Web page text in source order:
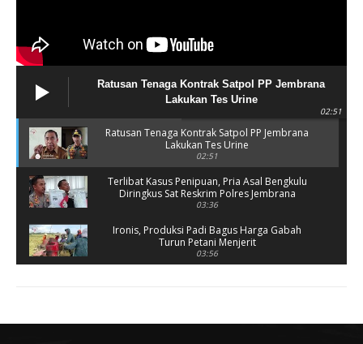
Ratusan Tenaga Kontrak Satpol PP Jembrana
Lakukan Tes Urine
02:51
Ratusan Tenaga Kontrak Satpol PP Jembrana
Lakukan Tes Urine
02:51
Terlibat Kasus Penipuan, Pria Asal Bengkulu
Diringkus Sat Reskrim Polres Jembrana
03:36
Ironis, Produksi Padi Bagus Harga Gabah
Turun Petani Menjerit
03:56
Polres Jembrana Bekuk Pelaku Pencurian